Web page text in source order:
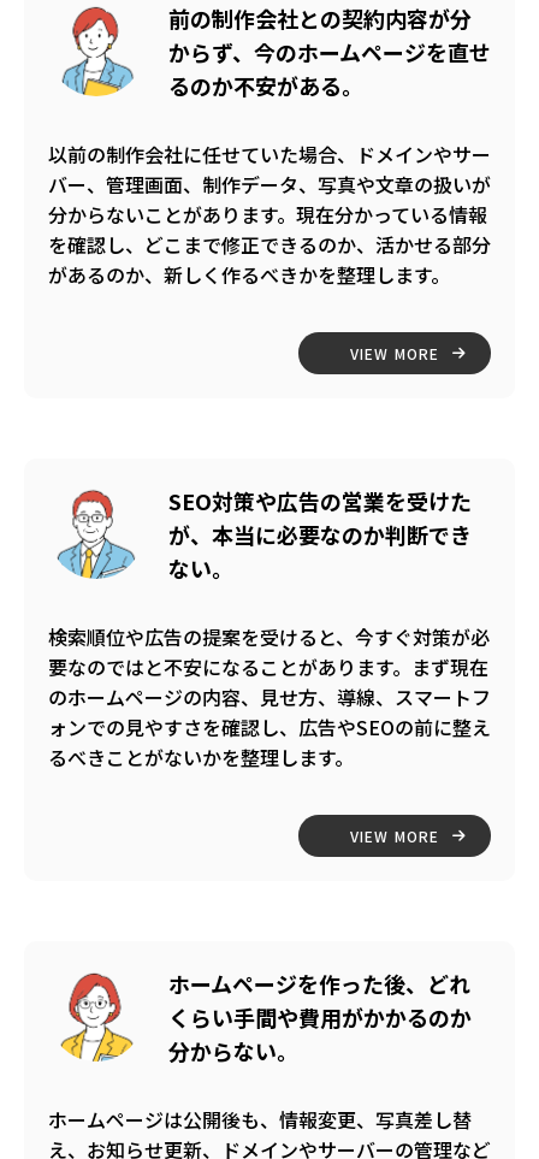
前の制作会社との契約内容が分
からず、今のホームページを直せ
るのか不安がある。
以前の制作会社に任せていた場合、ドメインやサー
バー、管理画面、制作データ、写真や文章の扱いが
分からないことがあります。現在分かっている情報
を確認し、どこまで修正できるのか、活かせる部分
があるのか、新しく作るべきかを整理します。
VIEW MORE
SEO対策や広告の営業を受けた
が、本当に必要なのか判断でき
ない。
検索順位や広告の提案を受けると、今すぐ対策が必
要なのではと不安になることがあります。まず現在
のホームページの内容、見せ方、導線、スマートフ
ォンでの見やすさを確認し、広告やSEOの前に整え
るべきことがないかを整理します。
VIEW MORE
ホームページを作った後、どれ
くらい手間や費用がかかるのか
分からない。
ホームページは公開後も、情報変更、写真差し替
え、お知らせ更新、ドメインやサーバーの管理など